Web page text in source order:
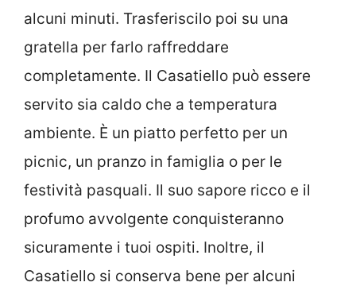
alcuni minuti. Trasferiscilo poi su una
gratella per farlo raffreddare
completamente. Il Casatiello può essere
servito sia caldo che a temperatura
ambiente. È un piatto perfetto per un
picnic, un pranzo in famiglia o per le
festività pasquali. Il suo sapore ricco e il
profumo avvolgente conquisteranno
sicuramente i tuoi ospiti. Inoltre, il
Casatiello si conserva bene per alcuni